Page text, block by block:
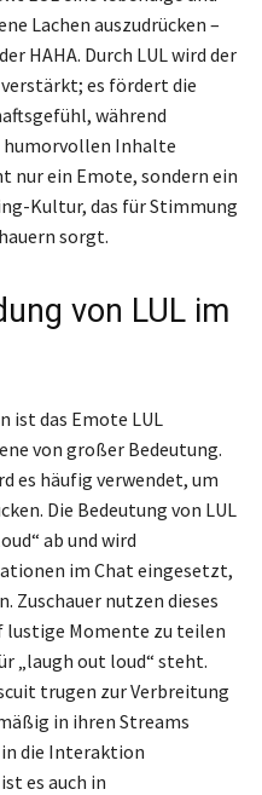
Lachen auszudrücken –
HAHA. Durch LUL wird der
es fördert die
während
humorvollen Inhalte
nur ein Emote, sondern ein
Kultur, das für Stimmung
sorgt.
von LUL im
ist das Emote LUL
von großer Bedeutung.
es häufig verwendet, um
Die Bedeutung von LUL
ab und wird
im Chat eingesetzt,
Zuschauer nutzen dieses
lustige Momente zu teilen
„laugh out loud“ steht.
trugen zur Verbreitung
in ihren Streams
die Interaktion
es auch in